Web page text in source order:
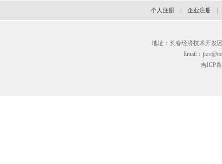
个人注册 企业注册
地址：长春经济技术开发
Email：
吉ICP